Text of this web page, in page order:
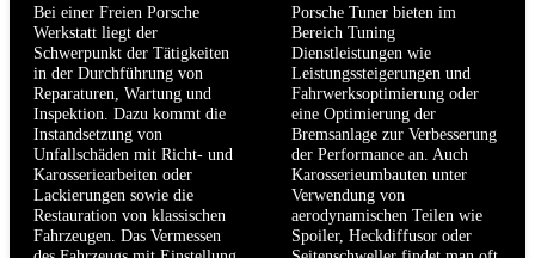
Bei einer Freien Porsche
Werkstatt liegt der
Schwerpunkt der Tätigkeiten
in der Durchführung von
Reparaturen, Wartung und
Inspektion. Dazu kommt die
Instandsetzung von
Unfallschäden mit Richt- und
Karosseriearbeiten oder
Lackierungen sowie die
Restauration von klassischen
Fahrzeugen. Das Vermessen
Porsche Tuner bieten im
Bereich Tuning
Dienstleistungen wie
Leistungssteigerungen und
Fahrwerksoptimierung oder
eine Optimierung der
Bremsanlage zur Verbesserung
der Performance an. Auch
Karosserieumbauten unter
Verwendung von
aerodynamischen Teilen wie
Spoiler, Heckdiffusor oder